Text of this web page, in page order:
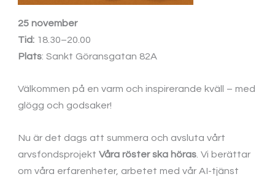
25 november
Tid: 18.30–20.00
Plats: Sankt Göransgatan 82A
Välkommen på en varm och inspirerande kväll – med
glögg och godsaker!
Nu är det dags att summera och avsluta vårt
arvsfondsprojekt Våra röster ska höras . Vi berättar
om våra erfarenheter, arbetet med vår AI-tjänst